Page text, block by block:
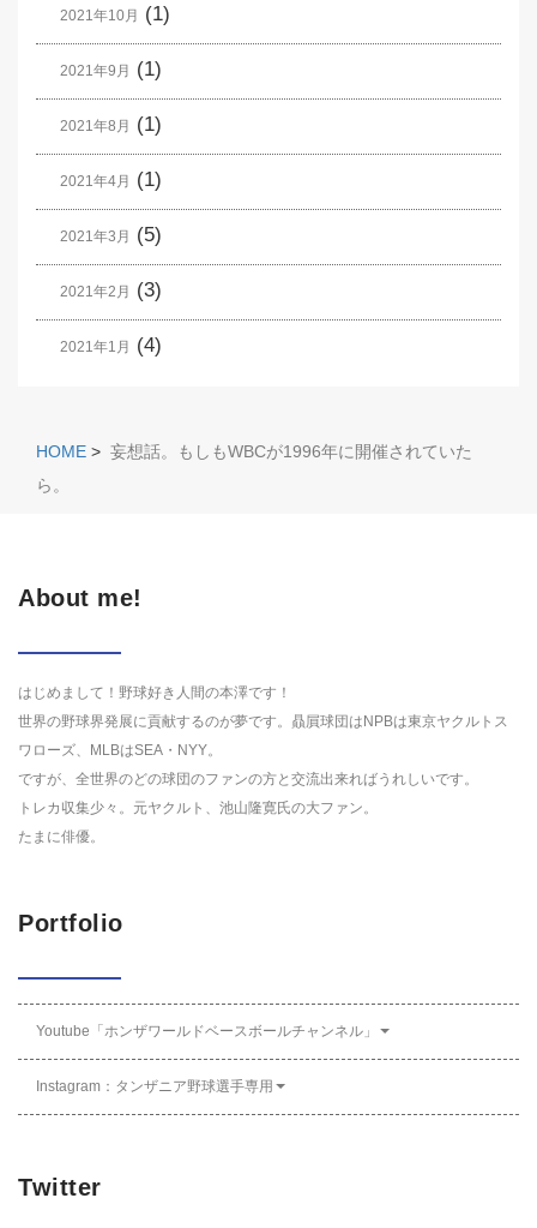
2021年10月 (1)
2021年9月 (1)
2021年8月 (1)
2021年4月 (1)
2021年3月 (5)
2021年2月 (3)
2021年1月 (4)
HOME > 妄想話。もしもWBCが1996年に開催されていた
ら。
About me!
はじめまして！野球好き人間の本澤です！
世界の野球界発展に貢献するのが夢です。贔屓球団はNPBは東京ヤクルトス
ワローズ、MLBはSEA・NYY。
ですが、全世界のどの球団のファンの方と交流出来ればうれしいです。
トレカ収集少々。元ヤクルト、池山隆寛氏の大ファン。
たまに俳優。
Portfolio
Youtube「ホンザワールドベースボールチャンネル」
Instagram：タンザニア野球選手専用
Twitter